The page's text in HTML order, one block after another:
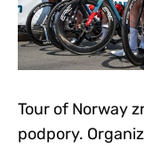
Tour of Norway
podpory.